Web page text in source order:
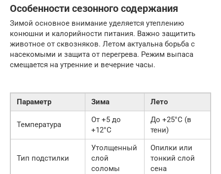
Особенности сезонного содержания
Зимой основное внимание уделяется утеплению
конюшни и калорийности питания. Важно защитить
животное от сквозняков. Летом актуальна борьба с
насекомыми и защита от перегрева. Режим выпаса
смещается на утренние и вечерние часы.
Параметр Зима Лето
Температура
От +5 до
+12°C
До +25°C (в
тени)
Тип подстилки
Утолщенный
слой
соломы
Опилки или
тонкий слой
сена